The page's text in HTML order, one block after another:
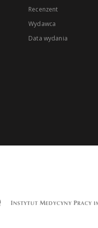
Recenzent
Wydawca
Data wydania